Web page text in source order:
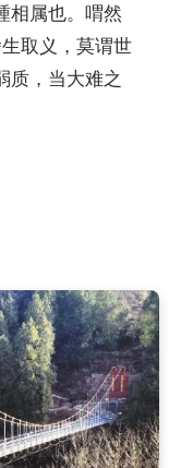
相属也。喟然
取义，莫谓世
质，当大难之